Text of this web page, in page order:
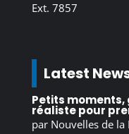
Ext. 7857
Latest
Petits moments,
réaliste pour
par Nouvelles de la